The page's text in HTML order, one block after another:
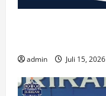
admin Juli 15, 2026